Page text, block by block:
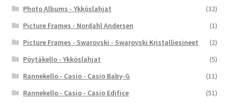
Photo Albums - Ykköslahjat
(32)
Picture Frames - Nordahl Andersen
(1)
Picture Frames - Swarovski - Swarovski Kristalliesineet
(2)
Pöytäkello - Ykköslahjat
(5)
Rannekello - Casio - Casio Baby-G
(11)
Rannekello - Casio - Casio Edifice
(51)